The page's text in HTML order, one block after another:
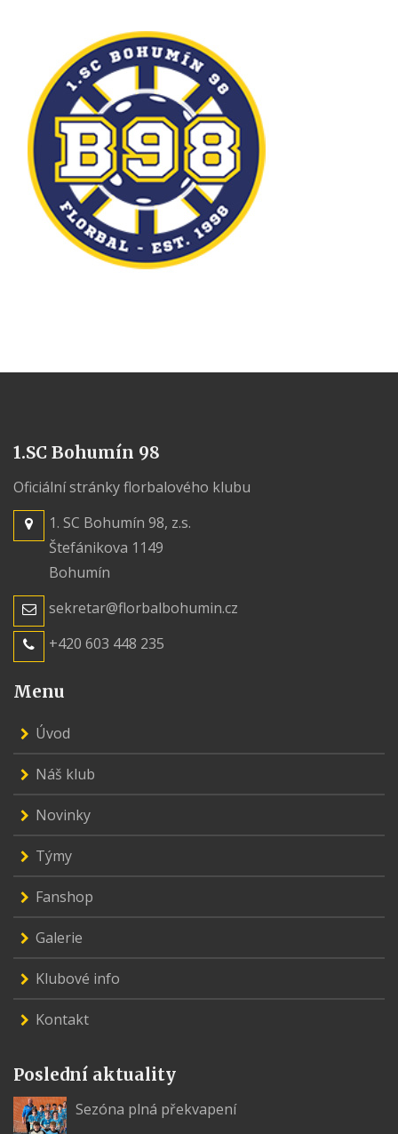
1.SC Bohumín 98
Oficiální stránky florbalového klubu
1. SC Bohumín 98, z.s.
Štefánikova 1149
Bohumín
sekretar@florbalbohumin.cz
+420 603 448 235
Menu
Úvod
Náš klub
Novinky
Týmy
Fanshop
Galerie
Klubové info
Kontakt
Poslední aktuality
Sezóna plná překvapení